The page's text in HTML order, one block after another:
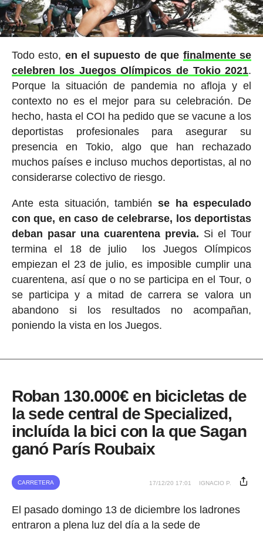
Todo esto, en el supuesto de que finalmente se
celebren los Juegos Olímpicos de Tokio 2021.
Porque la situación de pandemia no afloja y el
contexto no es el mejor para su celebración. De
hecho, hasta el COI ha pedido que se vacune a los
deportistas profesionales para asegurar su
presencia en Tokio, algo que han rechazado
muchos países e incluso muchos deportistas, al no
considerarse colectivo de riesgo.
Ante esta situación, tambiénse ha especulado
con que, en caso de celebrarse, los deportistas
deban pasar una cuarentena previa. Si el Tour
termina el 18 de julio los Juegos Olímpicos
empiezan el 23 de julio, es imposible cumplir una
cuarentena, así que o no se participa en el Tour, o
se participa y a mitad de carrera se valora un
abandono si los resultados no acompañan,
poniendo la vista en los Juegos.
Roban 130.000€ en bicicletas de
la sede central de Specialized,
incluída la bici con la que Sagan
ganó París Roubaix
CARRETERA 17/12/20 17:01 IGNACIO P.
El pasado domingo 13 de diciembre los ladrones
entraron a plena luz del día a la sede de